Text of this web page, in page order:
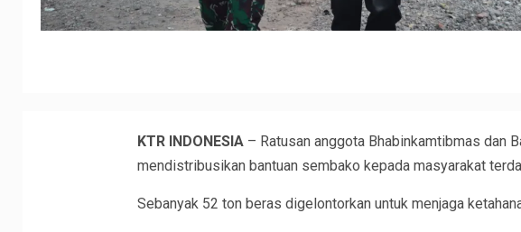
KTR INDONESIA– Ratusan anggota Bhabinkamtibmas dan
mendistribusikan bantuan sembako kepada masyarakat
Sebanyak 52 ton beras digelontorkan untuk menjaga